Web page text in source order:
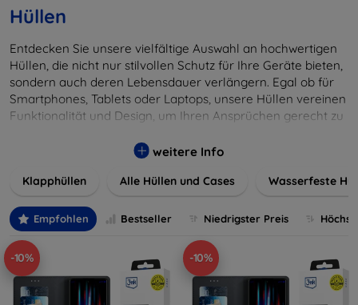
Hüllen
Entdecken Sie unsere vielfältige Auswahl an hochwertigen
Hüllen, die nicht nur stilvollen Schutz für Ihre Geräte bieten,
sondern auch deren Lebensdauer verlängern. Egal ob für
Smartphones, Tablets oder Laptops, unsere Hüllen vereinen
Funktionalität und Design, um Ihren Ansprüchen gerecht zu
Farben, um Ihren persönlichen Stil perfekt zu
weitere Info
Klapphüllen Alle Hüllen und Cases Wasserfeste
Empfohlen Bestseller Niedrigster Preis
-10% -10%